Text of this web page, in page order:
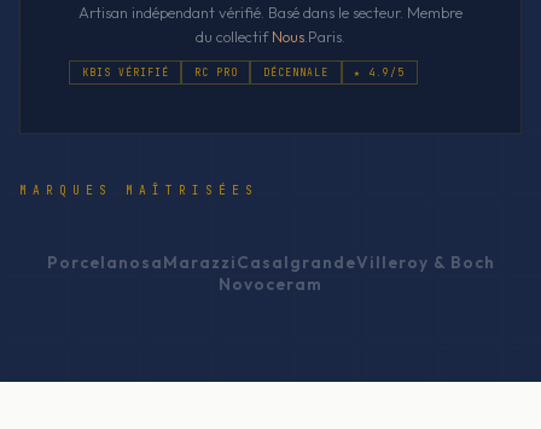
Artisan indépendant vérifié. Basé dans le secteur. Membre
du collectifNous .Paris.
KBIS VÉRIFIÉ RC PRO DÉCENNALE ★ 4.9/5
MARQUES MAÎTRISÉES
PorcelanosaMarazziCasalgrandeVilleroy & Boch
Novoceram